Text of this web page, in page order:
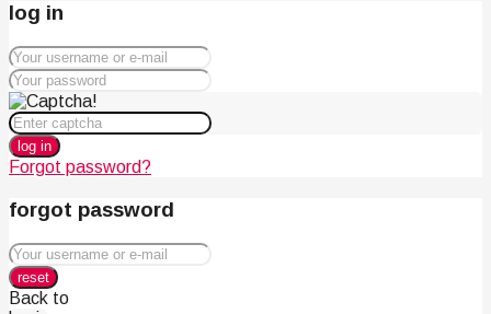
log in
log in
Forgot password?
forgot password
reset
Back to